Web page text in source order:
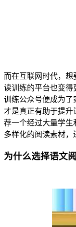
而在互联网时代，想
读训练的平台也变得
训练公众号便成为了
才是真正有助于提升
荐一个经过大量学
多样化的阅读素材，
为什么选择语文